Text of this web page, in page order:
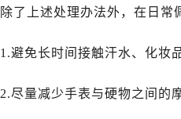
内蒙古自治区呼和
重庆市解放碑渝中
除了上述处理办法外，在日常
1.避免长时间接触汗水、化妆
2.尽量减少手表与硬物之间的